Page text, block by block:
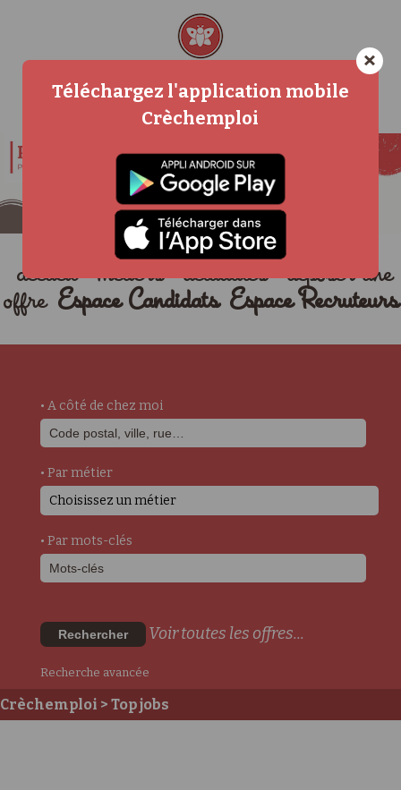
accueil métiers actualités
déposer une
offre Espace Candidats Espace Recruteurs
• A côté de chez moi
• Par métier
Choisissez un métier
• Par mots-clés
Rechercher Voir toutes les offres...
Recherche avancée
Crèchemploi > Top jobs
×
Téléchargez l'application mobile
Crèchemploi